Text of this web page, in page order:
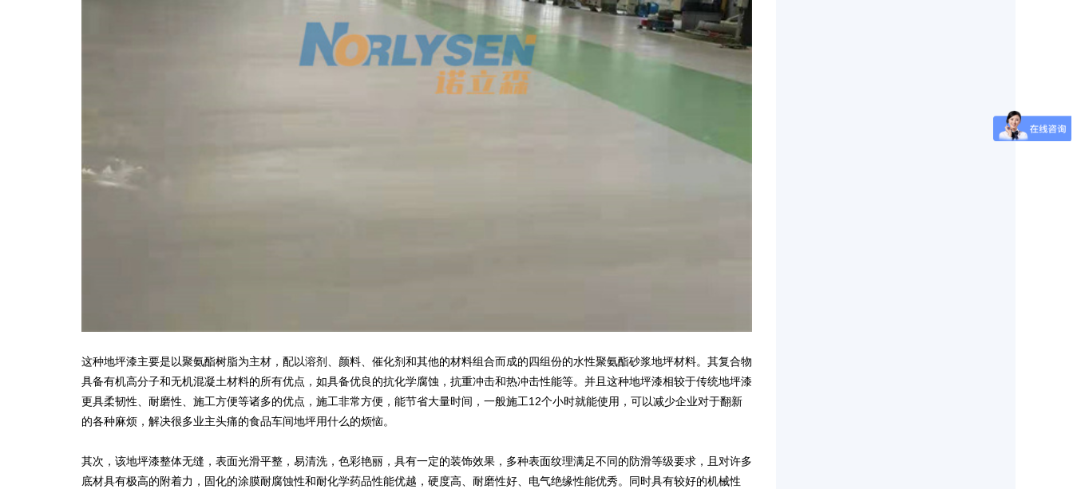
这种地坪漆主要是以聚氨酯树脂为主材，配以溶剂、颜料、催化剂和其他的材料组合而成的四组份的水性聚氨酯砂浆地坪材料。其复合物
具备有机高分子和无机混凝土材料的所有优点，如具备优良的抗化学腐蚀，抗重冲击和热冲击性能等。并且这种地坪漆相较于传统地坪漆
更具柔韧性、耐磨性、施工方便等诸多的优点，施工非常方便，能节省大量时间，一般施工12个小时就能使用，可以减少企业对于翻新
的各种麻烦，解决很多业主头痛的食品车间地坪用什么的烦恼。
其次，该地坪漆整体无缝，表面光滑平整，易清洗，色彩艳丽，具有一定的装饰效果，多种表面纹理满足不同的防滑等级要求，且对许多
底材具有极高的附着力，固化的涂膜耐腐蚀性和耐化学药品性能优越，硬度高、耐磨性好、电气绝缘性能优秀。同时具有较好的机械性